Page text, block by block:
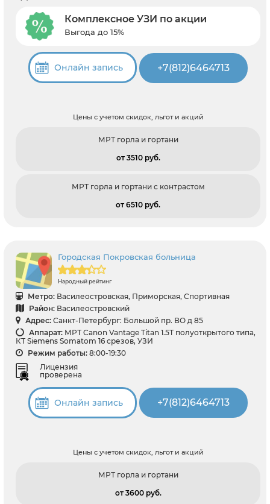
Комплексное УЗИ по акции
Выгода до 15%
Онлайн запись +7(812)6464713
Цены с учетом скидок, льгот и акций
МРТ горла и гортани
от 3510 pуб.
МРТ горла и гортани с контрастом
от 6510 pуб.
Городская Покровская больница
Народный рейтинг
Метро: Василеостровская, Приморская, Спортивная
Район: Василеостровский
Адрес: Санкт-Петербург: Большой пр. ВО д 85
Аппарат: МРТ Canon Vantage Titan 1.5Т полуоткрытого типа,
КТ Siemens Somatom 16 срезов, УЗИ
Режим работы: 8:00-19:30
Лицензия
проверена
Онлайн запись +7(812)6464713
Цены с учетом скидок, льгот и акций
МРТ горла и гортани
от 3600 pуб.